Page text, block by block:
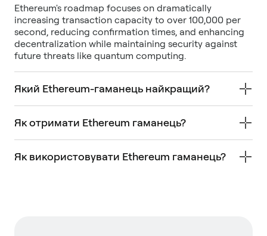
Ethereum's roadmap focuses on dramatically
increasing transaction capacity to over 100,000 per
second, reducing confirmation times, and enhancing
decentralization while maintaining security against
future threats like quantum computing.
Який Ethereum-гаманець найкращий?
Як отримати Ethereum гаманець?
Як використовувати Ethereum гаманець?